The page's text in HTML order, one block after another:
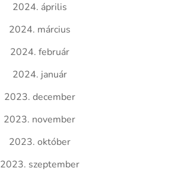
2024. április
2024. március
2024. február
2024. január
2023. december
2023. november
2023. október
2023. szeptember